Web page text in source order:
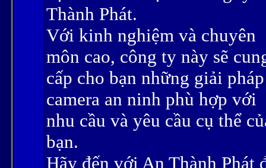
Thành Phát.
Với kinh nghiệm và chuyên
môn cao, công ty này sẽ
cấp cho bạn những giải pháp
camera an ninh phù hợp với
nhu cầu và yêu cầu cụ thể
bạn.
Hãy đến với An Thành Phát